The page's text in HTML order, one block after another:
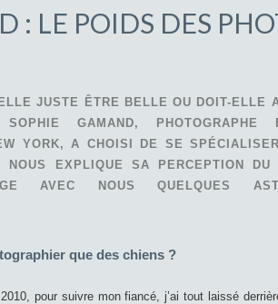
: LE POIDS DES
JUSTE ÊTRE BELLE OU DOIT-ELLE
GAMAND, PHOTOGRAPHE
YORK, A CHOISI DE SE
NOUS EXPLIQUE SA PERCEPTION DU
AVEC NOUS QUELQUES
que des chiens ?
pour suivre mon fiancé, j’ai tout laissé